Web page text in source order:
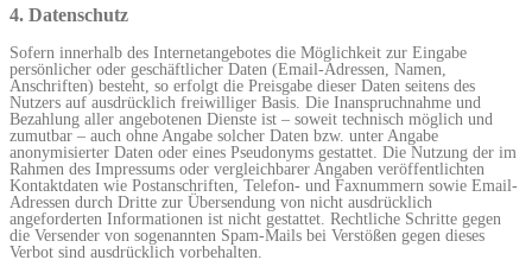
4. Datenschutz
Sofern innerhalb des Internetangebotes die Möglichkeit zur Eingabe
persönlicher oder geschäftlicher Daten (Email-Adressen, Namen,
Anschriften) besteht, so erfolgt die Preisgabe dieser Daten seitens des
Nutzers auf ausdrücklich freiwilliger Basis. Die Inanspruchnahme und
Bezahlung aller angebotenen Dienste ist – soweit technisch möglich und
zumutbar – auch ohne Angabe solcher Daten bzw. unter Angabe
anonymisierter Daten oder eines Pseudonyms gestattet. Die Nutzung der im
Rahmen des Impressums oder vergleichbarer Angaben veröffentlichten
Kontaktdaten wie Postanschriften, Telefon- und Faxnummern sowie Email-
Adressen durch Dritte zur Übersendung von nicht ausdrücklich
angeforderten Informationen ist nicht gestattet. Rechtliche Schritte gegen
die Versender von sogenannten Spam-Mails bei Verstößen gegen dieses
Verbot sind ausdrücklich vorbehalten.